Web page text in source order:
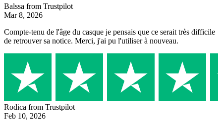
Balssa from Trustpilot
Mar 8, 2026
Compte-tenu de l'âge du casque je pensais que ce serait très difficile
de retrouver sa notice. Merci, j'ai pu l'utiliser à nouveau.
Rodica from Trustpilot
Feb 10, 2026